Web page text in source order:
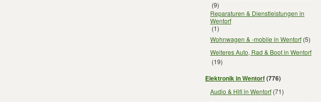
(9)
Reparaturen & Dienstleistungen in
Wentorf
(1)
Wohnwagen & -mobile in Wentorf (5)
Weiteres Auto, Rad & Boot in Wentorf
(19)
Elektronik in Wentorf(776)
Audio & Hifi in Wentorf (71)